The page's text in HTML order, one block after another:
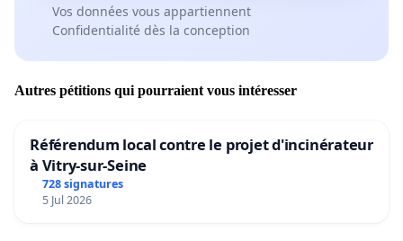
Vos données vous appartiennent
Confidentialité dès la conception
Autres pétitions qui pourraient vous intéresser
Référendum local contre le projet d'incinérateur
à Vitry-sur-Seine
728 signatures
5 Jul 2026